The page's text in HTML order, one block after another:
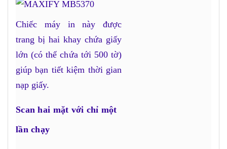
Chiếc máy in này được
trang bị hai khay chứa giấy
lớn (có thể chứa tới 500 tờ)
giúp bạn tiết kiệm thời gian
nạp giấy.
Scan hai mặt với chỉ một
lần chạy